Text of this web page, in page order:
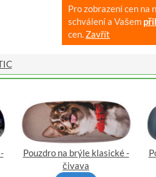
Pro zobrazení cen na
schválení a Vašem
cen. Zavřít
Pouzdro na brýle klasické -
čivava